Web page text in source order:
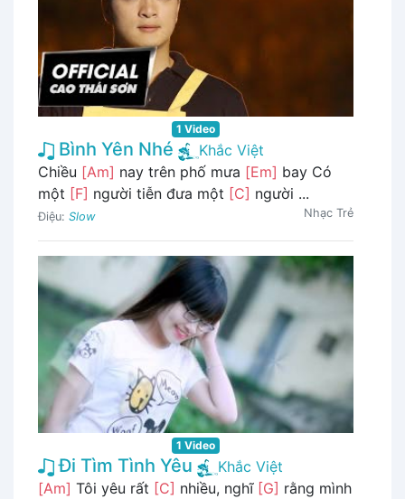
1 Video
Bình Yên Nhé
Khắc Việt
Chiều [Am] nay trên phố mưa [Em] bay Có
một [F] người tiễn đưa một [C] người ...
Điệu: Slow Nhạc Trẻ
1 Video
Đi Tìm Tình Yêu
Khắc Việt
[Am] Tôi yêu rất [C] nhiều, nghĩ [G] rằng mình